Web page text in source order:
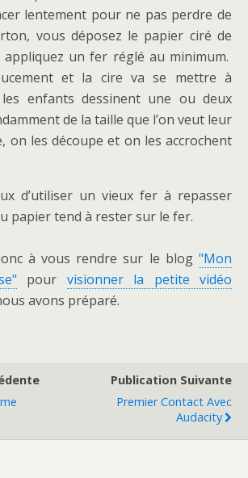
lentement pour ne pas perdre de
vous déposez le papier ciré de
appliquez un fer réglé au minimum.
et la cire va se mettre à
enfants dessinent une ou deux
de la taille que l’on veut leur
on les découpe et on les accrochent
d’utiliser un vieux fer à repasser
papier tend à rester sur le fer.
à vous rendre sur le blog "Mon
pour visionner la petite vidéo
avons préparé.
Publication Suivante
Premier Contact Avec
Audacity